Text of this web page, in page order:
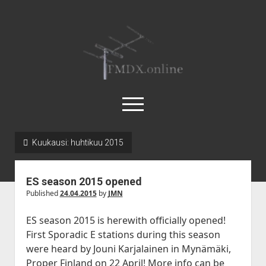
FMDX.online
open
Asemalistat
dropdown
menu
Kesä 2018
Kesä 2017
Artikkelit
open
dropdown
menu
Körner 19.3 by Ismo Kauppi
Tilastot
open
dropdown
Kuukausi: huhtikuu 2015
ES season 2015 opened
Published24.04.2015by JMN
ES season 2015 is herewith officially opened!
First Sporadic E stations during this season
were heard by Jouni Karjalainen in Mynämäki,
Proper Finland on 22 April! More info can be